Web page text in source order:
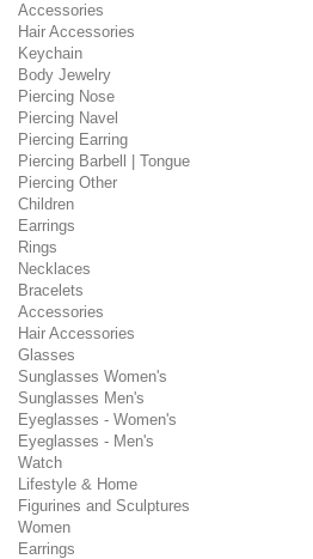
Accessories
Hair Accessories
Keychain
Body Jewelry
Piercing Nose
Piercing Navel
Piercing Earring
Piercing Barbell | Tongue
Piercing Other
Children
Earrings
Rings
Necklaces
Bracelets
Accessories
Hair Accessories
Glasses
Sunglasses Women's
Sunglasses Men's
Eyeglasses - Women's
Eyeglasses - Men's
Watch
Lifestyle & Home
Figurines and Sculptures
Women
Earrings